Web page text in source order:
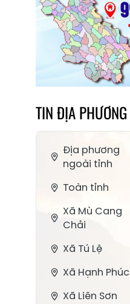
TIN ĐỊA PHƯƠNG
Địa phương
ngoài tỉnh
Toàn tỉnh
Xã Mù Cang
Chải
Xã Tú Lệ
Xã Hạnh Phúc
Xã Liên Sơn